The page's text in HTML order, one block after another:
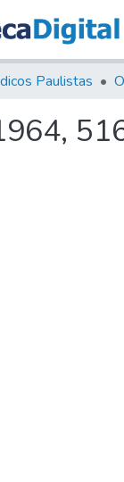
Paulistas